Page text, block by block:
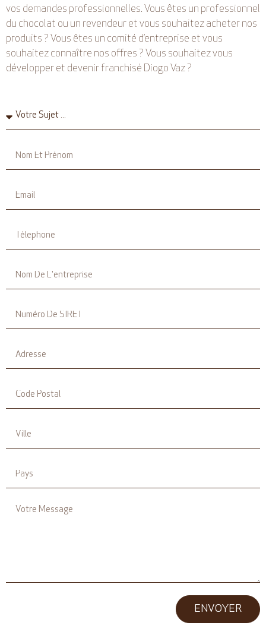
vos demandes professionnelles. Vous êtes un professionnel
du chocolat ou un revendeur et vous souhaitez acheter nos
produits ? Vous êtes un comité d’entreprise et vous
souhaitez connaître nos offres ? Vous souhaitez vous
développer et devenir franchisé Diogo Vaz ?
ENVOYER